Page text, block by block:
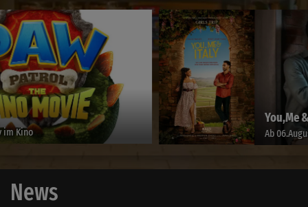
You,Me & Italy
Ab 06.August
News